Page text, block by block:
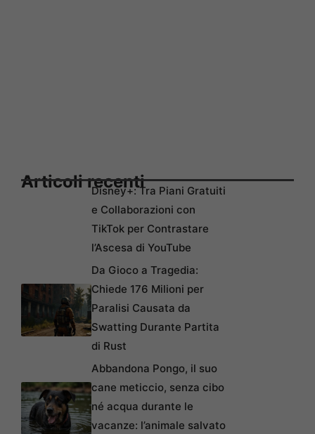
Articoli recentiDisney+: Tra Piani Gratuiti
e Collaborazioni con
TikTok per Contrastare
l’Ascesa di YouTube
Da Gioco a Tragedia:
Chiede 176 Milioni per
Paralisi Causata da
Swatting Durante Partita
di Rust
Abbandona Pongo, il suo
cane meticcio, senza cibo
né acqua durante le
vacanze: l’animale salvato